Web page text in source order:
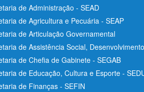
de Administração - SEAD
de Agricultura e Pecuária - SEAP
de Articulação Governamental
de Assistência Social,
de Chefia de Gabinete - SEGAB
de Educação, Cultura e Esporte -
de Finanças - SEFIN